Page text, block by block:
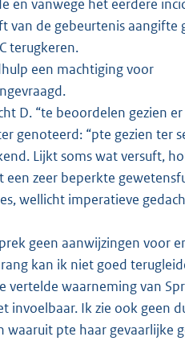
en vanwege het eerdere
de gebeurtenis aangifte
terugkeren.
een machtiging voor
D. “te beoordelen gezien
genoteerd: “pte gezien ter
Lijkt soms wat versuft,
zeer beperkte
wellicht imperatieve
geen aanwijzingen voor
kan ik niet goed
vertelde waarneming van
Ik zie ook geen
waaruit pte haar